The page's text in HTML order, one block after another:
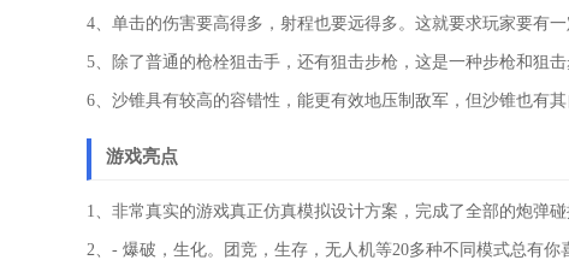
4、单击的伤害要高得多，射程也要远得多。这就要求玩家要有
5、除了普通的枪栓狙击手，还有狙击步枪，这是一种步枪和狙
6、沙锥具有较高的容错性，能更有效地压制敌军，但沙锥也有
游戏亮点
1、非常真实的游戏真正仿真模拟设计方案，完成了全部的炮弹
2、- 爆破，生化。团竞，生存，无人机等20多种不同模式总有你